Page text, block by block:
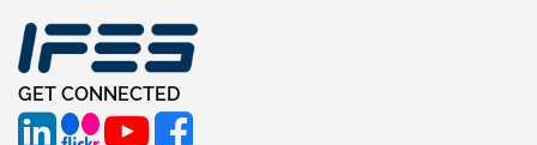
GET CONNECTED